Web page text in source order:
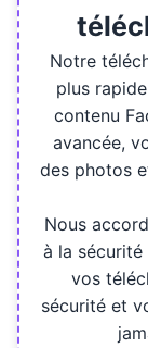
Notre
plus
contenu
avancée,
des photos
Nous
à la sécurité
vos
sécurité et